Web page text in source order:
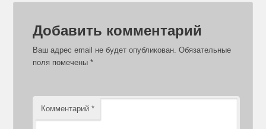
Добавить комментарий
Ваш адрес email не будет опубликован. Обязательные
поля помечены*
Комментарий*